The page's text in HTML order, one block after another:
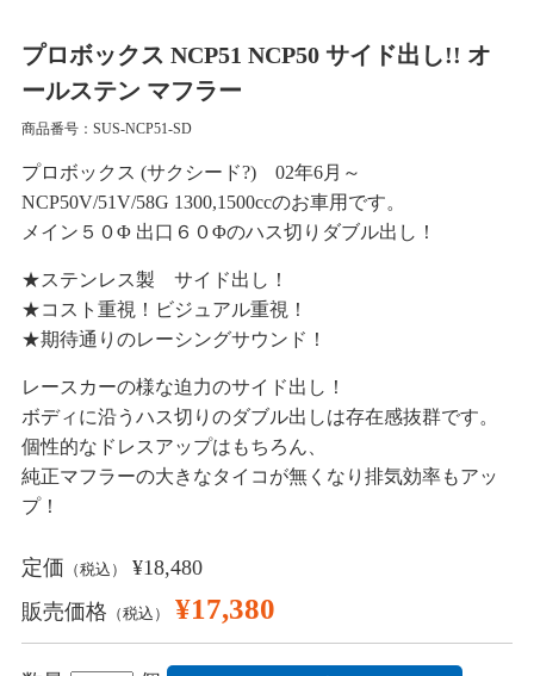
プロボックス NCP51 NCP50 サイド出し!! オ
ールステン マフラー
商品番号：SUS-NCP51-SD
プロボックス (サクシード?) 02年6月～
NCP50V/51V/58G 1300,1500ccのお車用です。
メイン５０Φ 出口６０Φのハス切りダブル出し！
★ステンレス製 サイド出し！
★コスト重視！ビジュアル重視！
★期待通りのレーシングサウンド！
レースカーの様な迫力のサイド出し！
ボディに沿うハス切りのダブル出しは存在感抜群です。
個性的なドレスアップはもちろん、
純正マフラーの大きなタイコが無くなり排気効率もアッ
プ！
定価 （税込）
¥18,480
販売価格 （税込） ¥17,380